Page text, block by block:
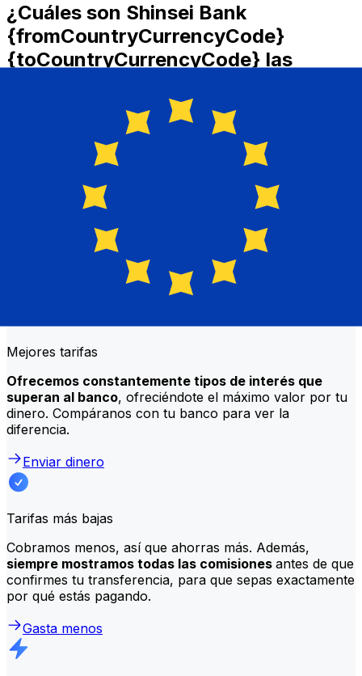
¿Cuáles son Shinsei Bank
{fromCountryCurrencyCode}
{toCountryCurrencyCode} las
Shinsei Bank costes de transferencia internacional de
dinero de JPY a EUR dependen de factores como el
importe de la transferencia. Normalmente, las
transferencias más grandes conllevan comisiones más
bajas y mejores tipos de cambio. Consulta la tabla
comparativa para comparar Shinsei Bank comisiones
¿Por qué transferir con Xe en lugar
de bancos tradicionales?
Mejores tarifas
Ofrecemos constantemente tipos de interés que
superan al banco, ofreciéndote el máximo valor por tu
dinero. Compáranos con tu banco para ver la
diferencia.
Enviar dinero
Tarifas más bajas
Cobramos menos, así que ahorras más. Además,
siempre mostramos todas las comisiones antes de que
confirmes tu transferencia, para que sepas exactamente
por qué estás pagando.
Gasta menos